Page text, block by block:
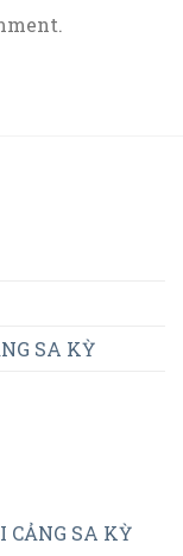
SA KỲ
CẢNG SA KỲ